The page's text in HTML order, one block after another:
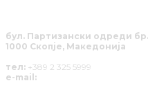
бул. Партизански одреди
1000 Скопје, Македонија
тел: +389 2 325 5999
e-mail: